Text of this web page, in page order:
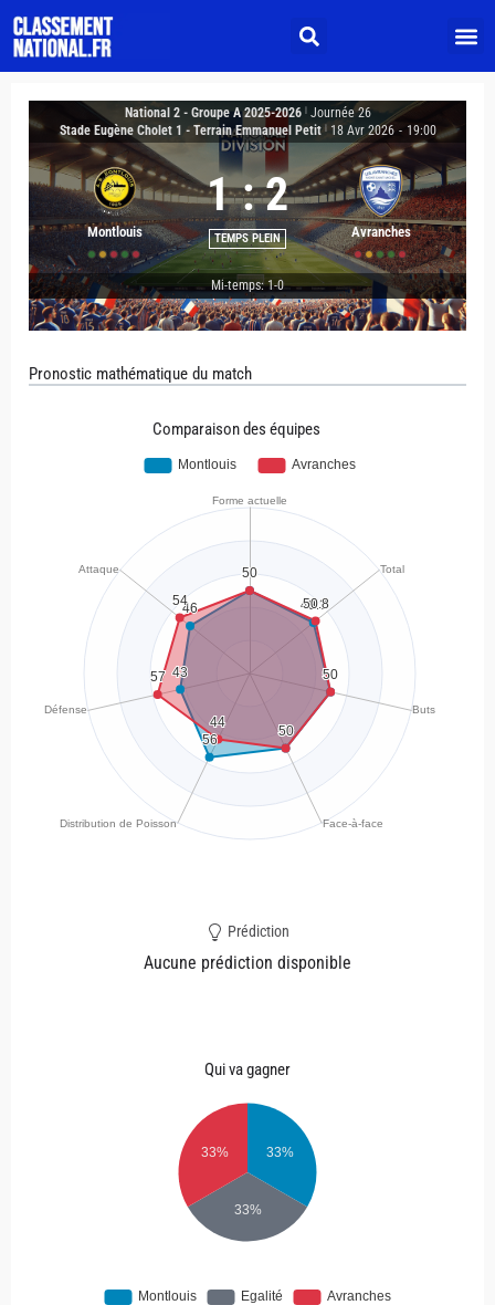
National 2 - Groupe A 2025-2026
Journée 26
Stade Eugène Cholet 1 - Terrain Emmanuel Petit
18 Avr 2026 - 19:00
Montlouis
1 : 2
TEMPS PLEIN Avranches
Mi-temps: 1-0
Pronostic mathématique du match
Comparaison des équipes
Prédiction
Aucune prédiction disponible
Qui va gagner